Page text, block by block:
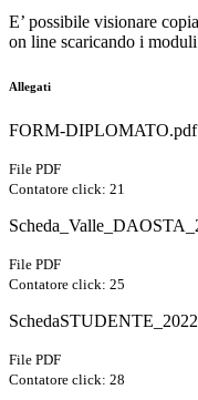
E’ possibile visionare
on line scaricando i
Allegati
FORM-DIPLOMATO.pdf
File PDF
Contatore click: 21
File PDF
Contatore click: 25
File PDF
Contatore click: 28